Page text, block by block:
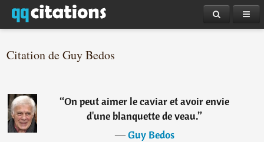
Citation de Guy Bedos
“On peut aimer le caviar et avoir envie
d'une blanquette de veau.”
―Guy Bedos